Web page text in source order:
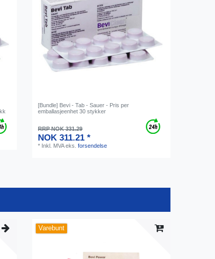
[Bundle] Bevi - Tab - Sauer - Pris per
emballasjeenhet 30 stykker
RRP NOK 331.29
NOK 311.21 *
* Inkl. MVAeks.forsendelse
Varebunt